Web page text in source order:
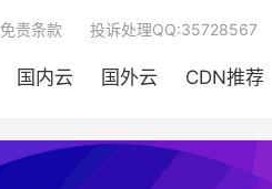
国内云 国外云 CDN推荐
免责条款 投诉处理QQ:35728567